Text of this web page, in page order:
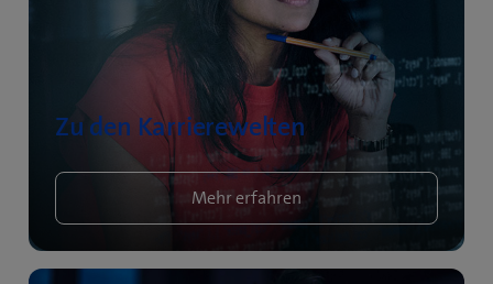
Zu den Karrierewelten
Mehr erfahren